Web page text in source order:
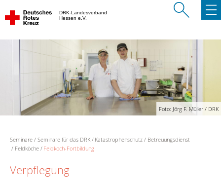
DRK-Landesverband
Hessen e.V.
Foto: Jörg F. Müller / DRK
Seminare Seminare für das DRK Katastrophenschutz
Betreuungsdienst
Feldköche
Feldkoch-Fortbildung
Verpflegung